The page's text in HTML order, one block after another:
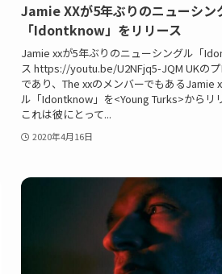
Jamie XXが5年ぶりのニューシン
「Idontknow」をリリース
Jamie xxが5年ぶりのニューシングル「
ス https://youtu.be/U2NFjq5-JQM UKの
であり、The xxのメンバーでもあるJamie
ル「Idontknow」を<Young Turks>からリ
これは彼にとって...
2020年4月16日